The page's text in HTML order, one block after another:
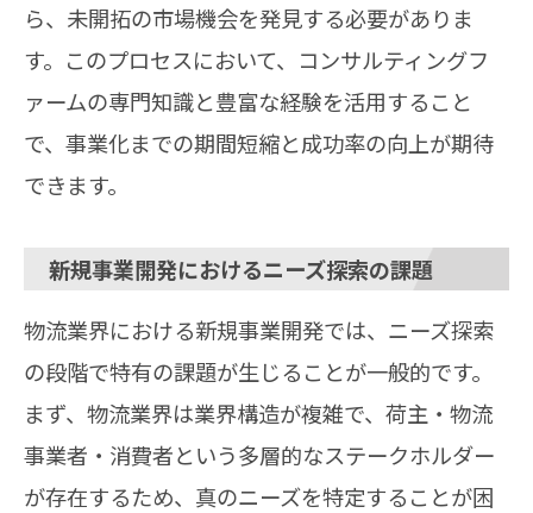
ら、未開拓の市場機会を発見する必要がありま
す。このプロセスにおいて、コンサルティングフ
ァームの専門知識と豊富な経験を活用すること
で、事業化までの期間短縮と成功率の向上が期待
できます。
新規事業開発におけるニーズ探索の課題
物流業界における新規事業開発では、ニーズ探索
の段階で特有の課題が生じることが一般的です。
まず、物流業界は業界構造が複雑で、荷主・物流
事業者・消費者という多層的なステークホルダー
が存在するため、真のニーズを特定することが困